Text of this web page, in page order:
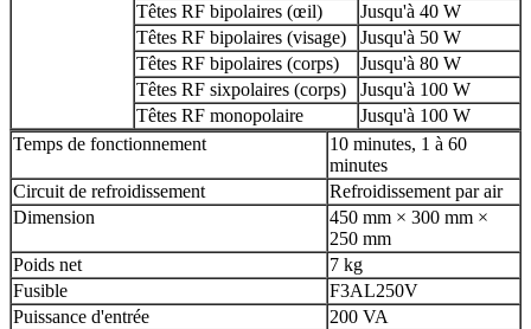
Têtes RF bipolaires (œil)
Jusqu'à 40 W
Têtes RF bipolaires (visage)
Jusqu'à 50 W
Têtes RF bipolaires (corps)
Jusqu'à 80 W
Têtes RF sixpolaires (corps)
Jusqu'à 100 W
Têtes RF monopolaire
Jusqu'à 100 W
Temps de fonctionnement
10 minutes, 1 à 60
minutes
Circuit de refroidissement
Refroidissement par air
Dimension
450 mm × 300 mm ×
250 mm
Poids net
7 kg
Fusible
F3AL250V
Puissance d'entrée
200 VA